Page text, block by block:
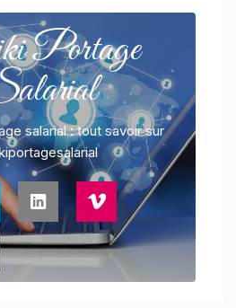
Portage
salarial : tout savoir sur